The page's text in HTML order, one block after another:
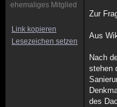
ehemaliges Mitglied
Link kopieren
Lesezeichen setzen
Zur
Aus
Nach
stehen
des